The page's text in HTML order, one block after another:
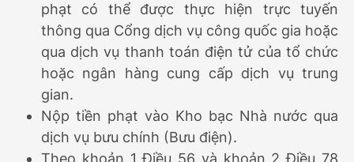
phạt có thể được thực hiện trực tuyến
thông qua Cổng dịch vụ công quốc gia hoặc
qua dịch vụ thanh toán điện tử của tổ chức
hoặc ngân hàng cung cấp dịch vụ trung
gian.
Nộp tiền phạt vào Kho bạc Nhà nước qua
dịch vụ bưu chính (Bưu điện).
Theo khoản 1 Điều 56 và khoản 2 Điều 78